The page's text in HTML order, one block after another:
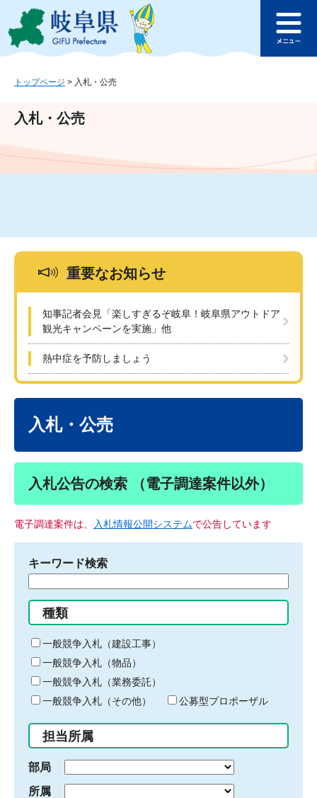
ジ
ュ
文
このページの本文へ
ュ
トップページ > 入札・公売
入札・公売
重要なお知らせ
知事記者会見「楽しすぎるぞ岐阜！岐阜県アウトドア
観光キャンペーンを実施」他
熱中症を予防しましょう
入札・公売
入札公告の検索 （電子調達案件以外）
電子調達案件は、 入札情報公開システムで公告しています
キーワード検索
る
キ
ー
ワ
ー
ド
入
力
種類
一般競争入札（建設工事）
一般競争入札（物品）
一般競争入札（業務委託）
一般競争入札（その他）
公募型プロポーザル
担当所属
部局
所属